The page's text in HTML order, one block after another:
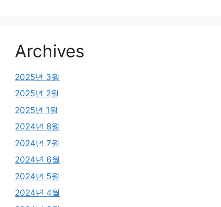
Archives
2025년 3월
2025년 2월
2025년 1월
2024년 8월
2024년 7월
2024년 6월
2024년 5월
2024년 4월